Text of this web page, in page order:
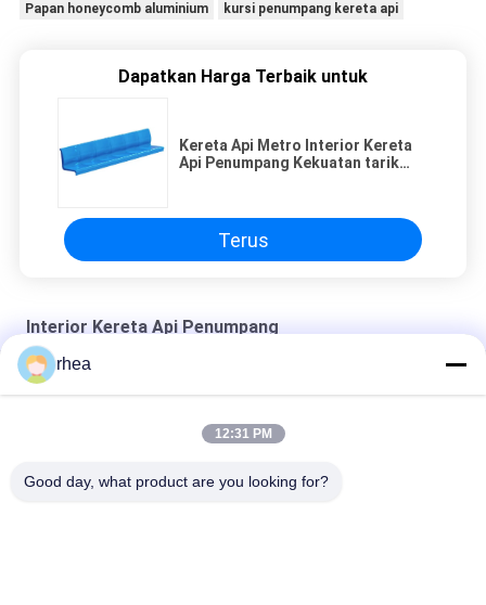
Papan honeycomb aluminium kursi penumpang kereta api
Dapatkan Harga Terbaik untuk
Kereta Api Metro Interior Kereta
Api Penumpang Kekuatan tarik
Terus
Interior Kereta Api Penumpang
Ekspor konsol pengemudi model
rhea
12:31 PM
Good day, what product are you looking for?